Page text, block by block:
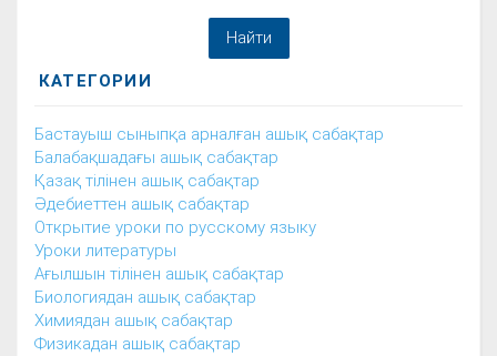
КАТЕГОРИИ
Бастауыш сыныпқа арналған ашық сабақтар
Балабақшадағы ашық сабақтар
Қазақ тілінен ашық сабақтар
Әдебиеттен ашық сабақтар
Открытие уроки по русскому языку
Уроки литературы
Ағылшын тілінен ашық сабақтар
Биологиядан ашық сабақтар
Химиядан ашық сабақтар
Физикадан ашық сабақтар